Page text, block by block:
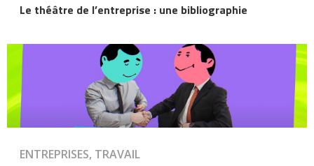
Le théâtre de l’entreprise : une bibliographie
ENTREPRISES, TRAVAIL